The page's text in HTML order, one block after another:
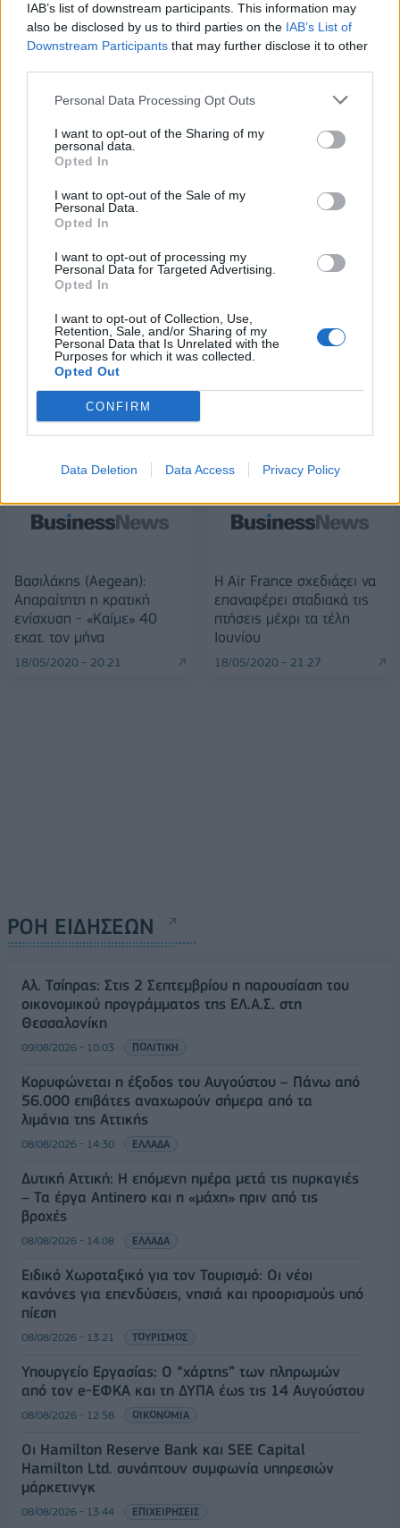
IAB’s list of downstream participants. This information may
also be disclosed by us to third parties on the IAB’s List of
Downstream Participants that may further disclose it to other
Personal Data Processing Opt Outs
I want to opt-out of the Sharing of my
personal data.
Opted In
I want to opt-out of the Sale of my
Personal Data.
Opted In
I want to opt-out of processing my
Personal Data for Targeted Advertising.
Opted In
I want to opt-out of Collection, Use,
Retention, Sale, and/or Sharing of my
Personal Data that Is Unrelated with the
Purposes for which it was collected.
Opted Out
CONFIRM
Data Deletion Data Access Privacy Policy
Η Chery επενδύει 75 εκατ. δολάρια στην KG Mobility
Το FIAT 500 Hybrid τώρα από
Ατρόμητος και Novibet
συνεργασίας τους μέχρι το
18η συνεχόμενη χρονιά για τον ΟΤΕ στη διεθνή σειρά δεικτών
πύλες του σε όλους
ΠΕΡΙΣΣΌΤΕΡΑ ΣΕ ΑΥΤΉ ΤΗΝ ΚΑΤΗΓΟΡΊΑ
Βασιλάκης (Aegean):
Απαραίτητη η κρατική
ενίσχυση - «Καίμε» 40
εκατ. τον μήνα
18/05/2020 - 20:21
Η Air France σχεδιάζει να
επαναφέρει σταδιακά τις
πτήσεις μέχρι τα τέλη
Ιουνίου
18/05/2020 - 21:27
ΡΟΗ ΕΙΔΗΣΕΩΝ
Αλ. Τσίπρας: Στις 2 Σεπτεμβρίου η παρουσίαση του
οικονομικού προγράμματος της ΕΛ.Α.Σ. στη
Θεσσαλονίκη
09/08/2026 - 10:03 ΠΟΛΙΤΙΚΗ
Κορυφώνεται η έξοδος του Αυγούστου – Πάνω από
56.000 επιβάτες αναχωρούν σήμερα από τα
λιμάνια της Αττικής
08/08/2026 - 14:30 ΕΛΛΑΔΑ
Δυτική Αττική: Η επόμενη ημέρα μετά τις πυρκαγιές
– Τα έργα Antinero και η «μάχη» πριν από τις
βροχές
08/08/2026 - 14:08 ΕΛΛΑΔΑ
Ειδικό Χωροταξικό για τον Τουρισμό: Οι νέοι
κανόνες για επενδύσεις, νησιά και προορισμούς υπό
πίεση
08/08/2026 - 13:21 ΤΟΥΡΙΣΜΟΣ
Υπουργείο Εργασίας: Ο “χάρτης” των πληρωμών
από τον e-ΕΦΚΑ και τη ΔΥΠΑ έως τις 14 Αυγούστου
08/08/2026 - 12:58 ΟΙΚΟΝΟΜΙΑ
Οι Hamilton Reserve Bank και SEE Capital
Hamilton Ltd. συνάπτουν συμφωνία υπηρεσιών
μάρκετινγκ
08/08/2026 - 13:44 ΕΠΙΧΕΙΡΗΣΕΙΣ